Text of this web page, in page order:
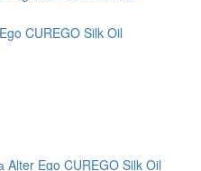
CUREGO Silk Oil